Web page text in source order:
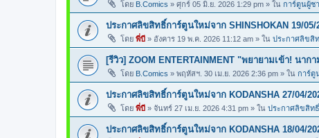
โดย B.Comics » ศุกร์ 05 มิ.ย. 2026 1:29 pm » ใน การ์ตูนผู้ช
ประกาศลิขสิทธิ์การ์ตูนใหม่จาก SHINSHOKAN 19/05/
โดย พี่บี » อังคาร 19 พ.ค. 2026 11:12 am » ใน ประกาศลิขสิ
[รีวิว] ZOOM ENTERTAINMENT "พยายามเข้า! นาก
โดย B.Comics » พฤหัสฯ. 30 เม.ย. 2026 2:36 pm » ใน การ์ตู
ประกาศลิขสิทธิ์การ์ตูนใหม่จาก KODANSHA 27/04/
โดย พี่บี » จันทร์ 27 เม.ย. 2026 4:31 pm » ใน ประกาศลิขสิท
ประกาศลิขสิทธิ์การ์ตูนใหม่จาก KODANSHA 18/04/